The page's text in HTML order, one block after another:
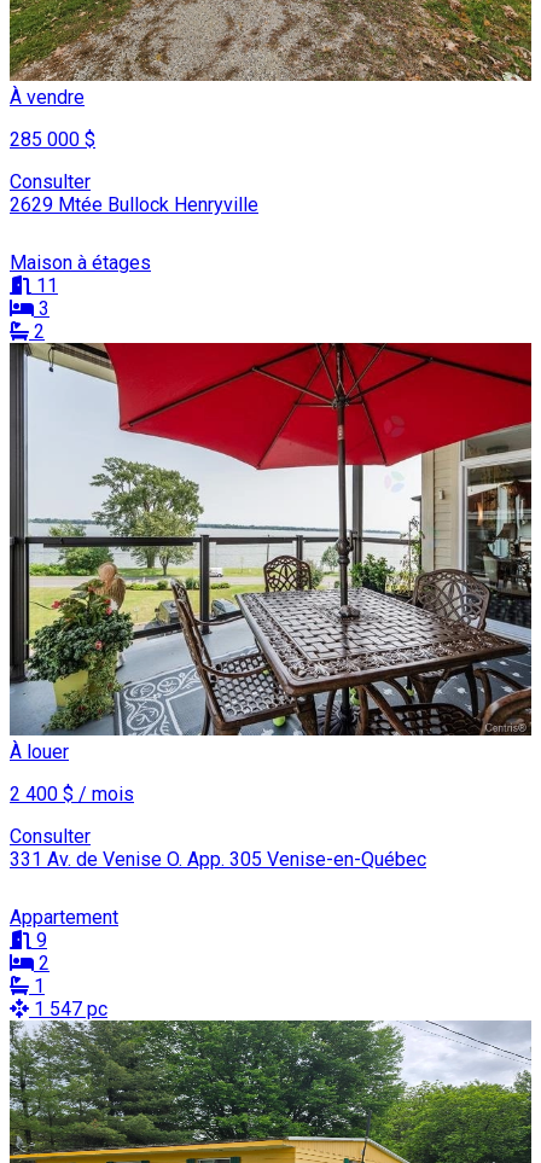
À vendre
285 000 $
Consulter
2629 Mtée Bullock Henryville
Maison à étages
11
3
2
À louer
2 400 $ / mois
Consulter
331 Av. de Venise O. App. 305 Venise-en-Québec
Appartement
9
2
1
1 547 pc